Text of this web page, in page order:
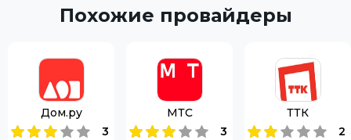
Похожие провайдеры
Дом.ру
3
МТС
3
ТТК
2